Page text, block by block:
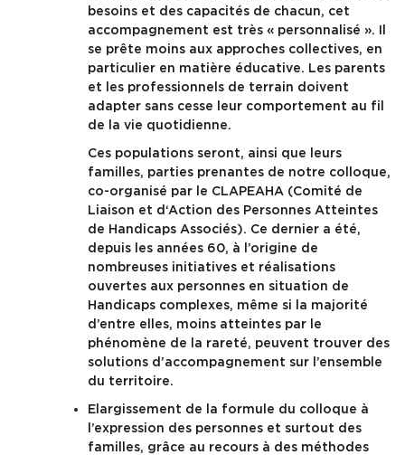
besoins et des capacités de chacun, cet
accompagnement est très « personnalisé ». Il
se prête moins aux approches collectives, en
particulier en matière éducative. Les parents
et les professionnels de terrain doivent
adapter sans cesse leur comportement au fil
de la vie quotidienne.
Ces populations seront, ainsi que leurs
familles, parties prenantes de notre colloque,
co-organisé par le CLAPEAHA (Comité de
Liaison et d‘Action des Personnes Atteintes
de Handicaps Associés). Ce dernier a été,
depuis les années 60, à l’origine de
nombreuses initiatives et réalisations
ouvertes aux personnes en situation de
Handicaps complexes, même si la majorité
d’entre elles, moins atteintes par le
phénomène de la rareté, peuvent trouver des
solutions d’accompagnement sur l’ensemble
du territoire.
Elargissement de la formule du colloque à
l’expression des personnes et surtout des
familles, grâce au recours à des méthodes